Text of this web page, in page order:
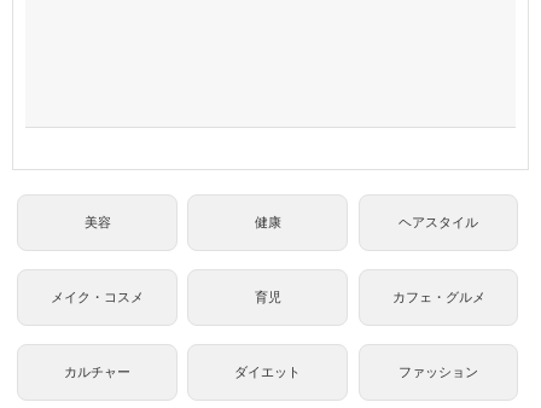
美容 健康 ヘアスタイル
メイク・コスメ 育児 カフェ・グルメ
カルチャー ダイエット ファッション